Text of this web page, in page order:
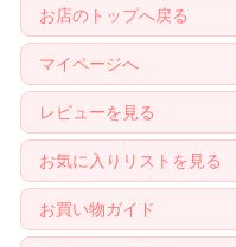
お店のトップへ戻る
マイページへ
レビューを見る
お気に入りリストを見る
お買い物ガイド